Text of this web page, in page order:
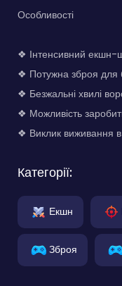
Особливості
❖ Інтенсивний екшн-
❖ Потужна зброя для
❖ Безжальні хвилі
❖ Можливість
❖ Виклик виживання в
Категорії:
Екшн
Зброя